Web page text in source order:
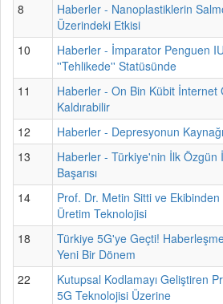
8
Haberler - Nanoplastiklerin
Üzerindeki Etkisi
10
Haberler - İmparator Penguen
''Tehlikede'' Statüsünde
11
Haberler - On Bin Kübit İnternet
Kaldırabilir
12
Haberler - Depresyonun
13
Haberler - Türkiye'nin İlk Özgün
Başarısı
14
Prof. Dr. Metin Sitti ve
Üretim Teknolojisi
18
Türkiye 5G'ye Geçti!
Yeni Bir Dönem
22
Kutupsal Kodlamayı Geliştiren
5G Teknolojisi Üzerine